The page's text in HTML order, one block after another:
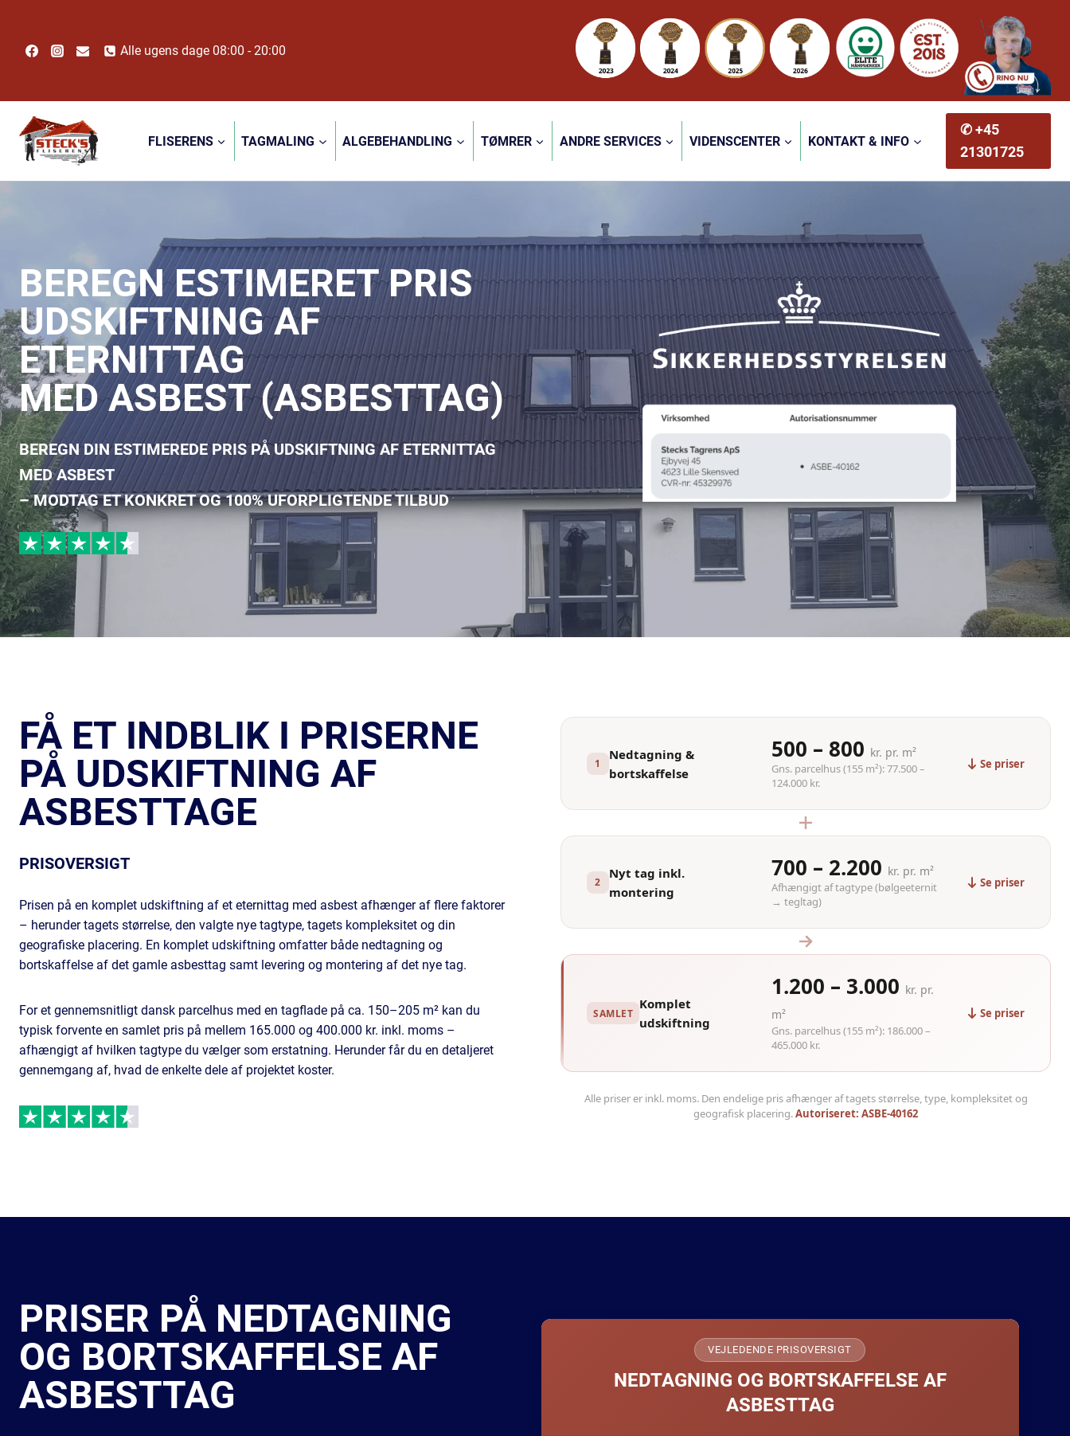
indhold
Alle ugens dage 08:00 - 20:00
FLISERENS TAGMALING ALGEBEHANDLING TØMRER ANDRE SERVICES VIDENSCENTER KONTAKT & INFO
✆ +45
21301725
BEREGN ESTIMERET PRIS
UDSKIFTNING AF
ETERNITTAG
MED ASBEST (ASBESTTAG)
BEREGN DIN ESTIMEREDE PRIS PÅ UDSKIFTNING AF ETERNITTAG
MED ASBEST
– MODTAG ET KONKRET OG 100% UFORPLIGTENDE TILBUD
FÅ ET INDBLIK I PRISERNE
PÅ UDSKIFTNING AF
ASBESTTAGE
PRISOVERSIGT
Prisen på en komplet udskiftning af et eternittag med asbest afhænger af flere faktorer
– herunder tagets størrelse, den valgte nye tagtype, tagets kompleksitet og din
geografiske placering. En komplet udskiftning omfatter både nedtagning og
bortskaffelse af det gamle asbesttag samt levering og montering af det nye tag.
For et gennemsnitligt dansk parcelhus med en tagflade på ca. 150–205 m² kan du
typisk forvente en samlet pris på mellem 165.000 og 400.000 kr. inkl. moms –
afhængigt af hvilken tagtype du vælger som erstatning. Herunder får du en detaljeret
gennemgang af, hvad de enkelte dele af projektet koster.
1
Nedtagning &
bortskaffelse
500 – 800 kr. pr. m²
Gns. parcelhus (155 m²): 77.500 –
124.000 kr.
Se priser
2
Nyt tag inkl.
montering
700 – 2.200 kr. pr. m²
Afhængigt af tagtype (bølgeeternit
→ tegltag)
Se priser
SAMLET
Komplet
udskiftning
1.200 – 3.000 kr. pr.
m²
Gns. parcelhus (155 m²): 186.000 –
465.000 kr.
Se priser
Alle priser er inkl. moms. Den endelige pris afhænger af tagets størrelse, type, kompleksitet og
geografisk placering.Autoriseret: ASBE-40162
PRISER PÅ NEDTAGNING
OG BORTSKAFFELSE AF
ASBESTTAG
VEJLEDENDE PRISOVERSIGT
NEDTAGNING OG BORTSKAFFELSE AF
ASBESTTAG